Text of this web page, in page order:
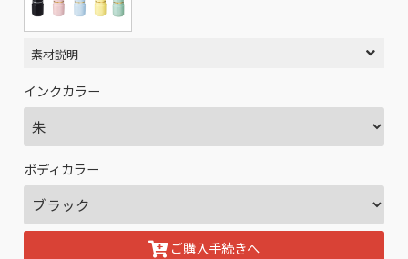
素材説明
インクカラー
ボディカラー
ご購入手続きへ